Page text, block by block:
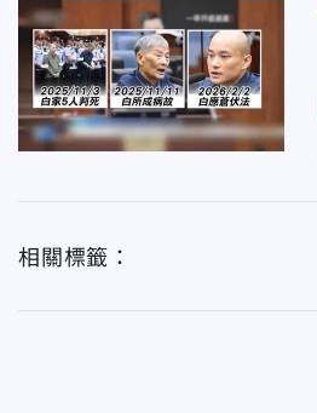
相關標籤：